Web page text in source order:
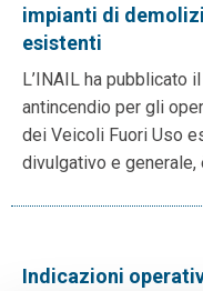
impianti di
esistenti
L’INAIL ha pubblicato
antincendio per gli
dei Veicoli Fuori Uso
divulgativo e
Indicazioni